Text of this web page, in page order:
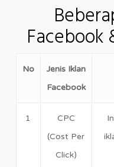
Facebook
No
Jenis Iklan
Facebook
1
CPC
(Cost Per
Click)